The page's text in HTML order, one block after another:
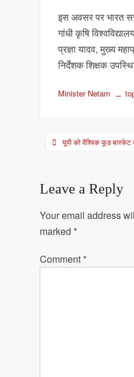
इस अवसर पर भारत
गांधी कृषि
प्रज्ञा यादव, मुख्य
निर्देशक शिक्षक
Minister Netam
Postयूपी को वैश्विक फूड बास्केट
Leave a Reply
Your email address
marked *
Comment *